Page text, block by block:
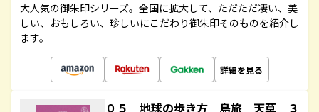
大人気の御朱印シリーズ。全国に拡大して、ただただ凄い、美
しい、おもしろい、珍しいにこだわり御朱印そのものを紹介し
ます。
詳細を見る
０５ 地球の歩き方 島旅 天草 ３